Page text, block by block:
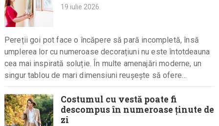
19 iulie 2026
Pereții goi pot face o încăpere să pară incompletă, însă
umplerea lor cu numeroase decorațiuni nu este întotdeauna
cea mai inspirată soluție. În multe amenajări moderne, un
singur tablou de mari dimensiuni reușește să ofere…
Costumul cu vestă poate fi
descompus în numeroase ținute de
zi